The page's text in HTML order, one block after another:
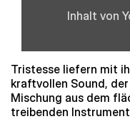
Inhalt von
Tristesse liefern mit
kraftvollen Sound,
Mischung aus dem
treibenden